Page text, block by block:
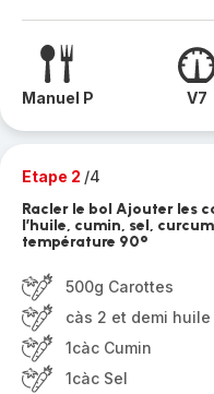
Manuel P V7
Etape 2 /4
Racler le bol Ajouter les
l’huile, cumin, sel,
température 90°
500g Carottes
càs 2 et demi huile
1càc Cumin
1càc Sel